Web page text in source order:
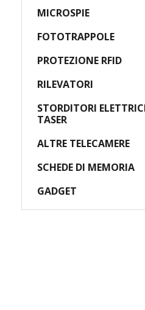
MICROSPIE
FOTOTRAPPOLE
PROTEZIONE RFID
RILEVATORI
STORDITORI
TASER
ALTRE TELECAMERE
SCHEDE DI MEMORIA
GADGET